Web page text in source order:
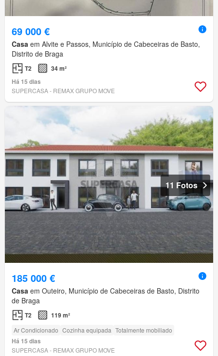
69 000 €
Casa em Alvite e Passos, Município de Cabeceiras de Basto,
Distrito de Braga
T2
34 m²
Há 15 dias
SUPERCASA - REMAX GRUPO MOVE
11 Fotos
185 000 €
Casa em Outeiro, Município de Cabeceiras de Basto, Distrito
de Braga
T2 119 m²
Ar Condicionado Cozinha equipada Totalmente mobiliado
Há 15 dias
SUPERCASA - REMAX GRUPO MOVE